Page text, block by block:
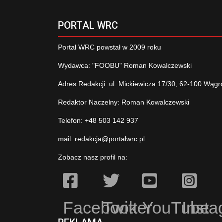
PORTAL WRC
Portal WRC powstał w 2009 roku
Wydawca: "FOOBU" Roman Kowalczewski
Adres Redakcji: ul. Mickiewicza 17/30, 62-100
Redaktor Naczelny: Roman Kowalczewski
Telefon: +48 503 142 937
mail: redakcja@portalwrc.pl
Zobacz nasz profil na:
Facebook
TwitterYouTube